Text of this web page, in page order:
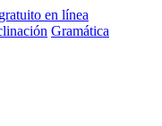
Gramática